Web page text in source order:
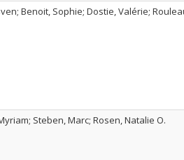
Benoit, Sophie; Dostie, Valérie;
Steben, Marc; Rosen, Natalie O.